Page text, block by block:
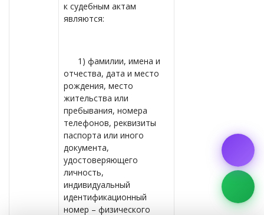
к судебным актам
являются:
1) фамилии, имена и
отчества, дата и место
рождения, место
жительства или
пребывания, номера
телефонов, реквизиты
паспорта или иного
документа,
удостоверяющего
личность,
индивидуальный
идентификационный
номер – физического